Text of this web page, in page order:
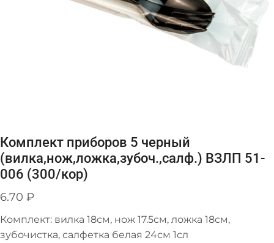
Комплект приборов 5 черный
(вилка,нож,ложка,зубоч.,салф.) ВЗЛП 51-
006 (300/кор)
6.70 ₽
Комплект: вилка 18см, нож 17.5см, ложка 18см,
зубочистка, салфетка белая 24см 1сл